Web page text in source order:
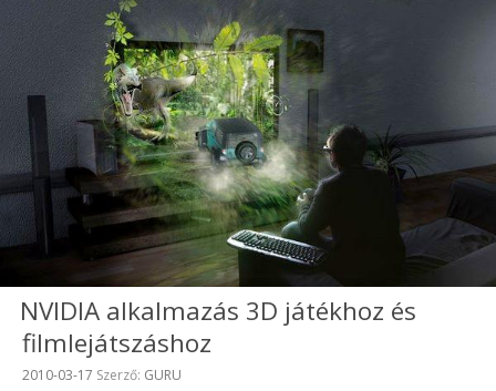
NVIDIA alkalmazás 3D játékhoz és
filmlejátszáshoz
Beküldve:
2010-03-17 Szerző: GURU